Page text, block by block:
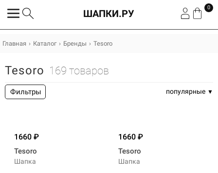
ШАПКИ.РУ 0
Главная Каталог Бренды Tesoro
Tesoro 169 товаров
Фильтры популярные
1660
Tesoro
Шапка
1660
Tesoro
Шапка